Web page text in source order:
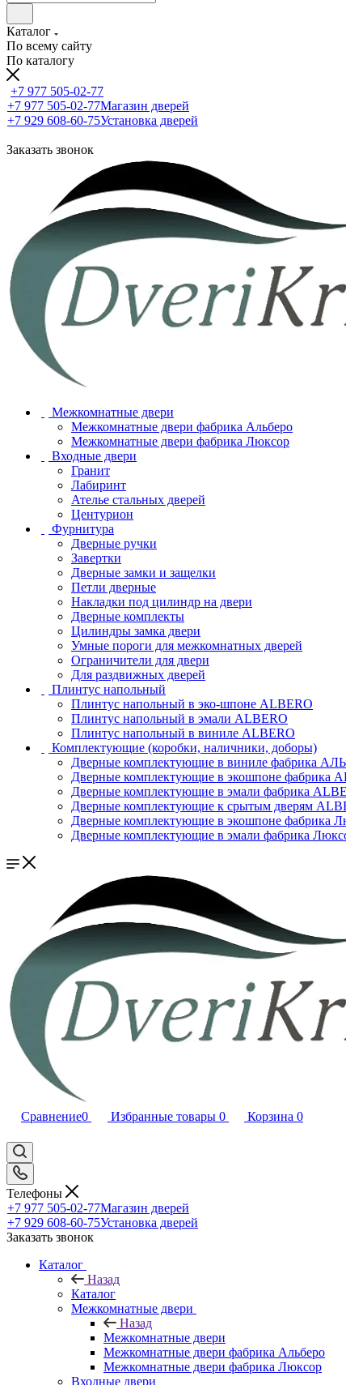
Каталог
По всему сайту
По каталогу
+7 977 505-02-77
+7 977 505-02-77Магазин дверей
+7 929 608-60-75Установка дверей
Заказать звонок
Межкомнатные двери
Межкомнатные двери фабрика Альберо
Межкомнатные двери фабрика Люксор
Входные двери
Гранит
Лабиринт
Ателье стальных дверей
Центурион
Фурнитура
Дверные ручки
Завертки
Дверные замки и защелки
Петли дверные
Накладки под цилиндр на двери
Дверные комплекты
Цилиндры замка двери
Умные пороги для межкомнатных дверей
Ограничители для двери
Для раздвижных дверей
Плинтус напольный
Плинтус напольный в эко-шпоне ALBERO
Плинтус напольный в эмали ALBERO
Плинтус напольный в виниле ALBERO
Комплектующие (коробки, наличники, доборы)
Дверные комплектующие в виниле фабрика
Дверные комплектующие в экошпоне фабрика
Дверные комплектующие в эмали фабрика
Дверные комплектующие к срытым дверям
Дверные комплектующие в экошпоне фабрика
Дверные комплектующие в эмали фабрика
Сравнение0 Избранные товары 0 Корзина 0
Телефоны
+7 977 505-02-77Магазин дверей
+7 929 608-60-75Установка дверей
Заказать звонок
Каталог
Назад
Каталог
Межкомнатные двери
Назад
Межкомнатные двери
Межкомнатные двери фабрика Альберо
Межкомнатные двери фабрика Люксор
Входные двери